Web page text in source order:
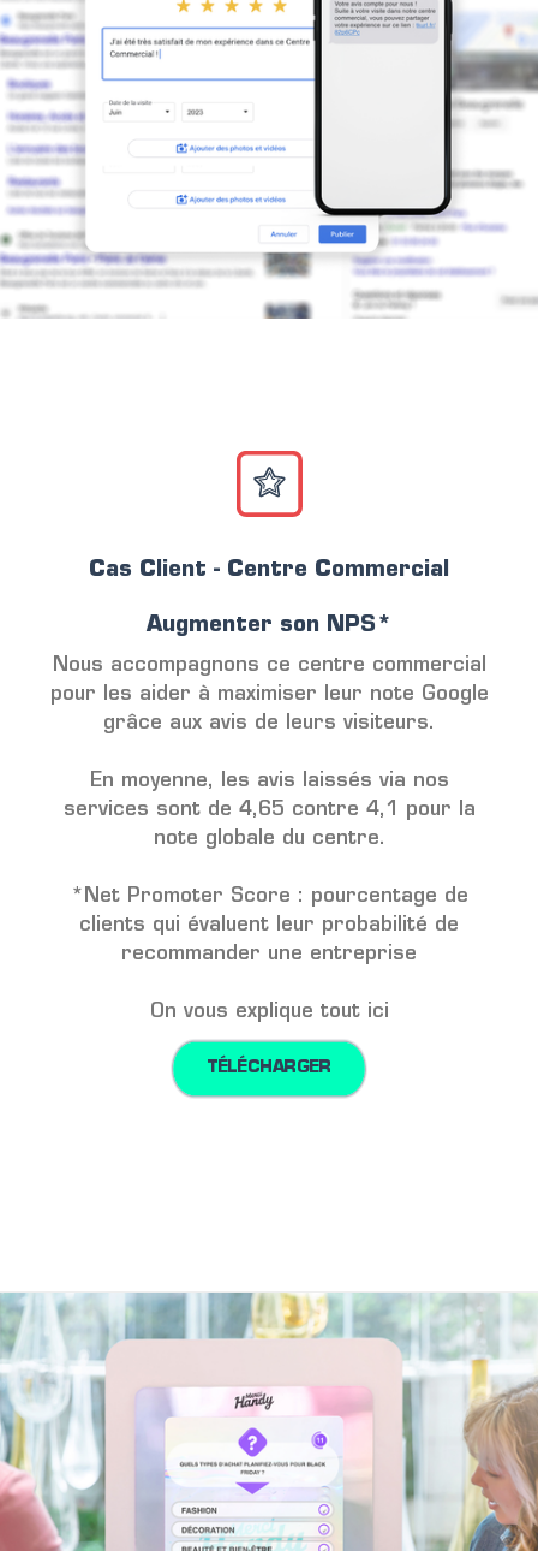
Cas Client - Centre Commercial
Augmenter son NPS*
Nous accompagnons ce centre commercial
pour les aider à maximiser leur note Google
grâce aux avis de leurs visiteurs.
En moyenne, les avis laissés via nos
services sont de 4,65 contre 4,1 pour la
note globale du centre.
*Net Promoter Score : pourcentage de
clients qui évaluent leur probabilité de
recommander une entreprise
On vous explique tout ici
TÉLÉCHARGER